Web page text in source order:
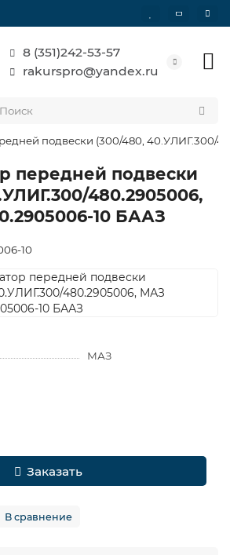
8 (351)242-53-57
rakurspro@yandex.ru
подвески (300/480, 40.УЛИГ.300/
передней подвески
480.2905006,
10 БААЗ
10
МАЗ
Заказать
В сравнение